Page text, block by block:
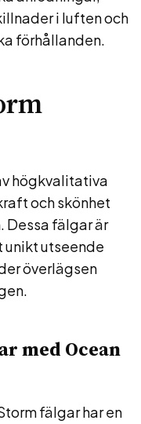
i luften och
förhållanden.
högkvalitativa
och skönhet
Dessa fälgar är
utseende
överlägsen
med Ocean
fälgar har en